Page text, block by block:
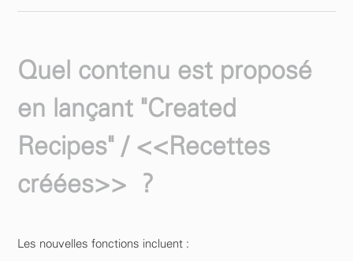
Quel contenu est proposé
en lançant "Created
Recipes" / <<Recettes
créées>> ?
Les nouvelles fonctions incluent :